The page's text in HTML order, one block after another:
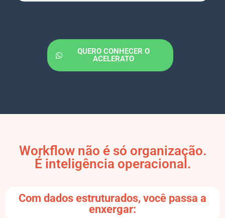
QUERO CONHECER O
ACELERATO
Workflow não é só organização.
É inteligência operacional.
Com dados estruturados, você passa a
enxergar: